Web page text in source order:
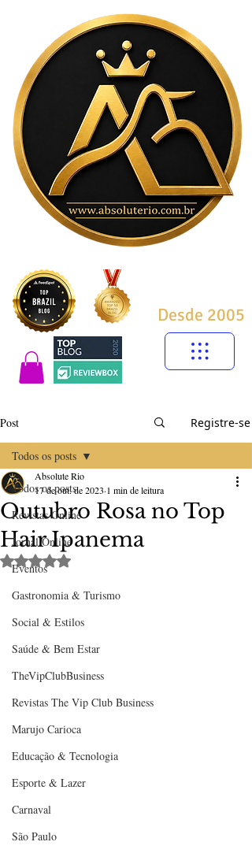
Desde 2005
Post Registre-se
Todos os posts
Revistas Online
Jornal Online
Eventos
Gastronomia & Turismo
Social & Estilos
Saúde & Bem Estar
TheVipClubBusiness
Revistas The Vip Club Business
Marujo Carioca
Educação & Tecnologia
Esporte & Lazer
Carnaval
São Paulo
Todos os posts
Outubro Rosa no Top
Hair Ipanema
Absolute Rio
17 de out. de 2023 1 min de leitura
Avaliado com NaN de 5 estrelas.